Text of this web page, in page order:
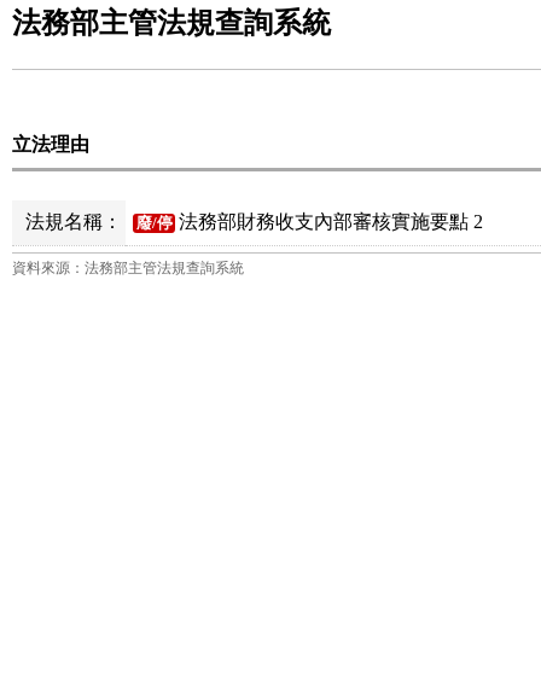
法務部主管法規查詢系統
立法理由
法規名稱： 廢/停 法務部財務收支內部審核實施要點 2
資料來源：法務部主管法規查詢系統